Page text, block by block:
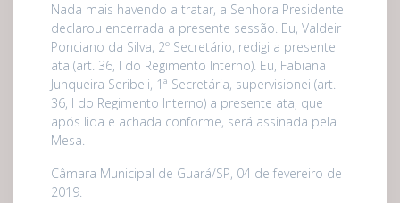
Nada mais havendo a tratar, a Senhora Presidente
declarou encerrada a presente sessão. Eu, Valdeir
Ponciano da Silva, 2º Secretário, redigi a presente
ata (art. 36, I do Regimento Interno). Eu, Fabiana
Junqueira Seribeli, 1ª Secretária, supervisionei (art.
36, I do Regimento Interno) a presente ata, que
após lida e achada conforme, será assinada pela
Mesa.
Câmara Municipal de Guará/SP, 04 de fevereiro de
2019.